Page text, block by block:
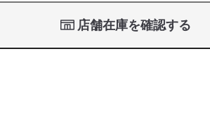
店舗在庫を確認する